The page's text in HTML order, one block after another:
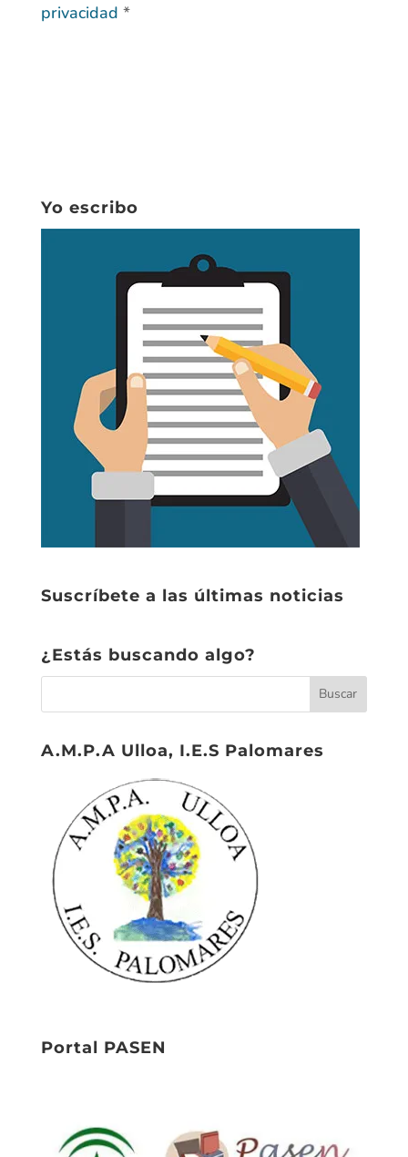
privacidad *
Yo escribo
Suscríbete a las últimas noticias
¿Estás buscando algo?
A.M.P.A Ulloa, I.E.S Palomares
Portal PASEN